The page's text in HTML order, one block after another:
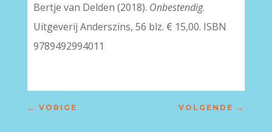
Bertje van Delden (2018). Onbestendig.
Uitgeverij Anderszins, 56 blz. € 15,00. ISBN
9789492994011
← VORIGE VOLGENDE →